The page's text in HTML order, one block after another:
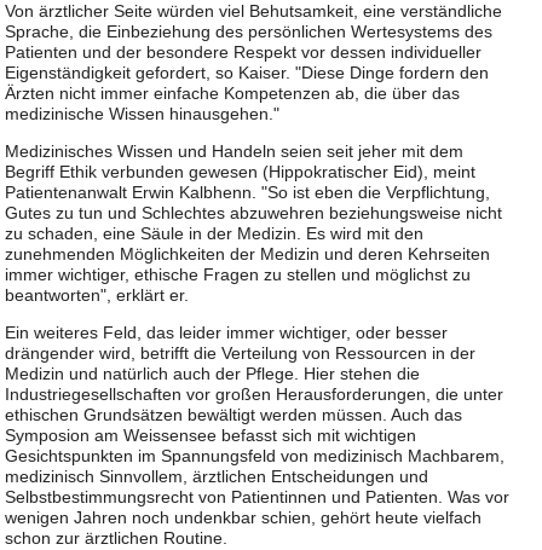
Von ärztlicher Seite würden viel Behutsamkeit, eine verständliche
Sprache, die Einbeziehung des persönlichen Wertesystems des
Patienten und der besondere Respekt vor dessen individueller
Eigenständigkeit gefordert, so Kaiser. "Diese Dinge fordern den
Ärzten nicht immer einfache Kompetenzen ab, die über das
medizinische Wissen hinausgehen."
Medizinisches Wissen und Handeln seien seit jeher mit dem
Begriff Ethik verbunden gewesen (Hippokratischer Eid), meint
Patientenanwalt Erwin Kalbhenn. "So ist eben die Verpflichtung,
Gutes zu tun und Schlechtes abzuwehren beziehungsweise nicht
zu schaden, eine Säule in der Medizin. Es wird mit den
zunehmenden Möglichkeiten der Medizin und deren Kehrseiten
immer wichtiger, ethische Fragen zu stellen und möglichst zu
beantworten", erklärt er.
Ein weiteres Feld, das leider immer wichtiger, oder besser
drängender wird, betrifft die Verteilung von Ressourcen in der
Medizin und natürlich auch der Pflege. Hier stehen die
Industriegesellschaften vor großen Herausforderungen, die unter
ethischen Grundsätzen bewältigt werden müssen. Auch das
Symposion am Weissensee befasst sich mit wichtigen
Gesichtspunkten im Spannungsfeld von medizinisch Machbarem,
medizinisch Sinnvollem, ärztlichen Entscheidungen und
Selbstbestimmungsrecht von Patientinnen und Patienten. Was vor
wenigen Jahren noch undenkbar schien, gehört heute vielfach
schon zur ärztlichen Routine.